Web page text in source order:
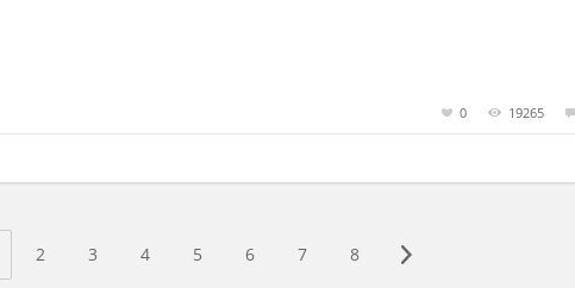
0 19265
2 3 4 5 6 7 8